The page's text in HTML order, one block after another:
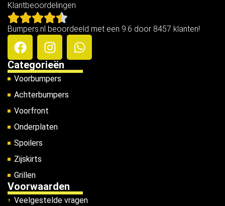
Klantbeoordelingen
Bumpers.nl beoordeeld met een 9.6 door 8457 klanten!
Categorieën
Voorbumpers
Achterbumpers
Voorfront
Onderplaten
Spoilers
Zijskirts
Grillen
Voorwaarden
Veelgestelde vragen